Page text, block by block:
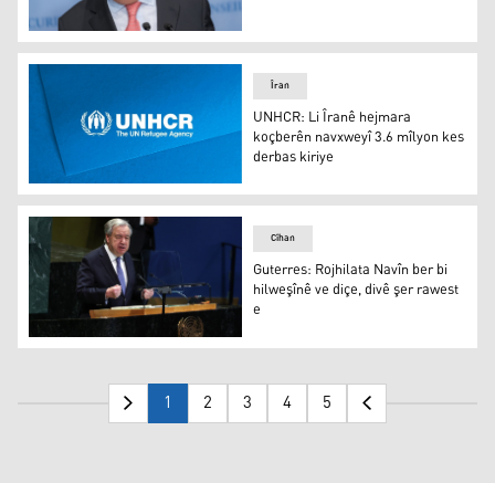
Guterres: Tenê Amerîka dikare şerê Îran û Îsraîlê
UNHCR: Li Îranê hejmara koçberên navxweyî 3.6
Îran
UNHCR: Li Îranê hejmara
koçberên navxweyî 3.6 mîlyon kes
derbas kiriye
Guterres: Rojhilata Navîn ber bi hilweşînê ve diçe, divê
Cîhan
Guterres: Rojhilata Navîn ber bi
hilweşînê ve diçe, divê şer rawest
e
1 2 3 4 5